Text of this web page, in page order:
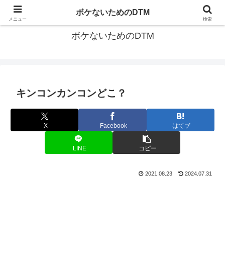
ゆる～く続ける音楽制作のあれこれや昔ばなし
ボケないためのDTM
キンコンカンコンどこ？
X Facebook はてブ
LINE コピー
2021.08.23 2024.07.31
メニュー
ボケないためのDTM
検索